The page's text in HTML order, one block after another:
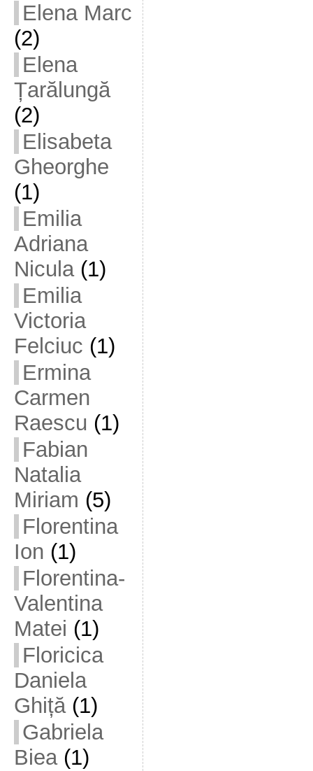
Elena Marc
(2)
Elena
Țarălungă
(2)
Elisabeta
Gheorghe
(1)
Emilia
Adriana
Nicula(1)
Emilia
Victoria
Felciuc (1)
Ermina
Carmen
Raescu (1)
Fabian
Natalia
Miriam (5)
Florentina
Ion (1)
Florentina-
Valentina
Matei (1)
Floricica
Daniela
Ghiță(1)
Gabriela
Biea(1)